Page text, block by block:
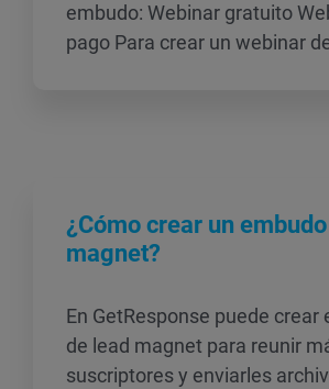
embudo: Webinar gratuito
pago Para crear un webinar
¿Cómo crear un
magnet?
En GetResponse puede crear
de lead magnet para reunir
suscriptores y enviarles